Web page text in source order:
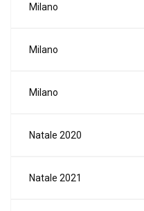
Milano
Milano
Milano
Natale 2020
Natale 2021